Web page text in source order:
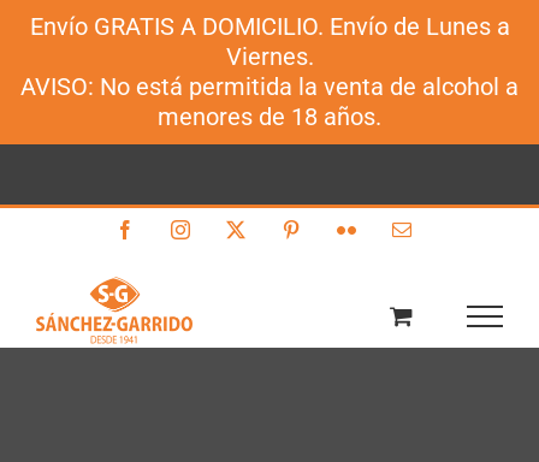
Envío GRATIS A DOMICILIO. Envío de Lunes a
Viernes.
AVISO: No está permitida la venta de alcohol a
menores de 18 años.
FacebookInstagram PinterestFlickr Correo
Sánchez-Garrido